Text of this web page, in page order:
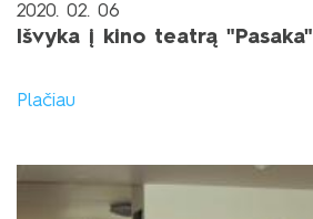
2020. 02. 06
Išvyka į kino teatrą "Pasaka"
Plačiau